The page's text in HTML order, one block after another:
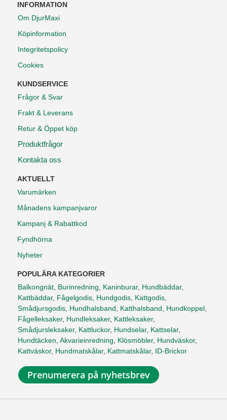
INFORMATION
Om DjurMaxi
Köpinformation
Integritetspolicy
Cookies
KUNDSERVICE
Frågor & Svar
Frakt & Leverans
Retur & Öppet köp
Produktfrågor
Kontakta oss
AKTUELLT
Varumärken
Månadens kampanjvaror
Kampanj & Rabattkod
Fyndhörna
Nyheter
POPULÄRA KATEGORIER
Balkongnät, Burinredning, Kaninburar, Hundbäddar,
Kattbäddar, Fågelgodis, Hundgodis, Kattgodis,
Smådjursgodis, Hundhalsband, Katthalsband, Hundkoppel,
Fågelleksaker, Hundleksaker, Kattleksaker,
Smådjursleksaker, Kattluckor, Hundselar, Kattselar,
Hundtäcken, Akvarieinredning, Klösmöbler, Hundväskor,
Kattväskor, Hundmatskålar, Kattmatskålar, ID-Brickor
Prenumerera på nyhetsbrev